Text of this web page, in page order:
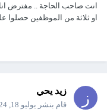
انت صاحب الحاجة .. مفترض انك
او ثلاثة من الموظفين حصلوا
زيد يحي
قام بنشر يوليو 18, 2024